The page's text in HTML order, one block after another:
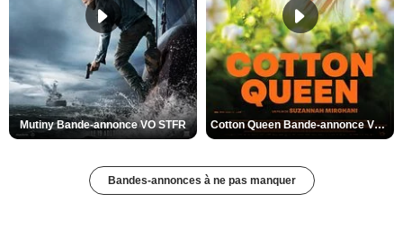
Mutiny Bande-annonce VO STFR Cotton Queen Bande-annonce VO STFR
Bandes-annonces à ne pas manquer